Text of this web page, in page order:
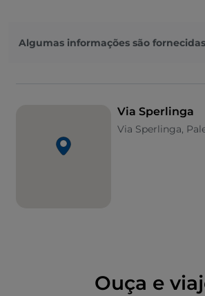
Algumas informações são
Via Sperlinga
Via Sperlinga,
Ouça e